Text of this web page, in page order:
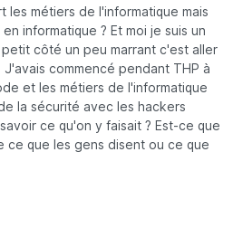
les métiers de l'informatique mais
informatique ? Et moi je suis un
côté un peu marrant c'est aller
commencé pendant THP à
et les métiers de l'informatique
la sécurité avec les hackers
ce qu'on y faisait ? Est-ce que
ce que les gens disent ou ce que